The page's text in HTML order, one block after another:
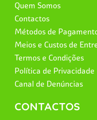
Quem Somos
Contactos
Métodos de
Meios e Custos de
Termos e Condições
Política de Privacidade
Canal de Denúncias
CONTACTOS